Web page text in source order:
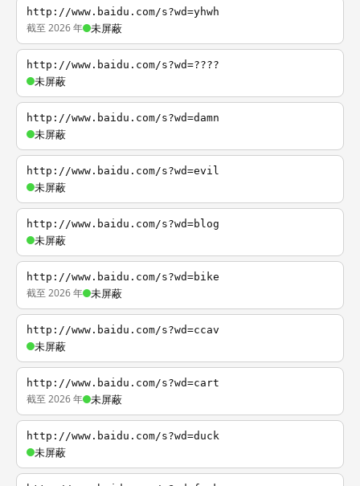
http://www.baidu.com/s?wd=yhwh
截至 2026 年 未屏蔽
http://www.baidu.com/s?wd=????
未屏蔽
http://www.baidu.com/s?wd=damn
未屏蔽
http://www.baidu.com/s?wd=evil
未屏蔽
http://www.baidu.com/s?wd=blog
未屏蔽
http://www.baidu.com/s?wd=bike
截至 2026 年 未屏蔽
http://www.baidu.com/s?wd=ccav
未屏蔽
http://www.baidu.com/s?wd=cart
截至 2026 年 未屏蔽
http://www.baidu.com/s?wd=duck
未屏蔽